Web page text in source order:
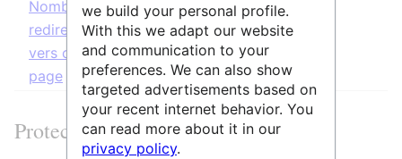
Nombre de
redirections
vers cette
page
0
Protection de la page
we build your personal profile.
With this we adapt our website
and communication to your
preferences. We can also show
targeted advertisements based on
your recent internet behavior. You
can read more about it in our
privacy policy.